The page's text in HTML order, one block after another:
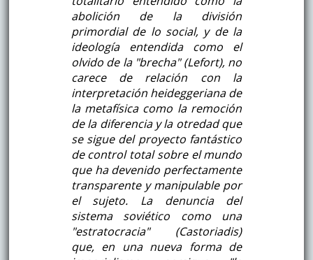
abolición de la división
primordial de lo social, y de la
ideología entendida como el
olvido de la "brecha" (Lefort), no
carece de relación con la
interpretación heideggeriana de
la metafísica como la remoción
de la diferencia y la otredad que
se sigue del proyecto fantástico
de control total sobre el mundo
que ha devenido perfectamente
transparente y manipulable por
el sujeto. La denuncia del
sistema soviético como una
"estratocracia" (Castoriadis)
que, en una nueva forma de